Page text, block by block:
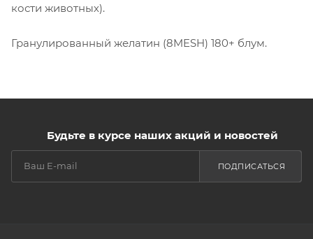
кости животных).
Гранулированный желатин (8MESH) 180+ блум.
Будьте в курсе наших акций и новостей
ПОДПИСАТЬСЯ